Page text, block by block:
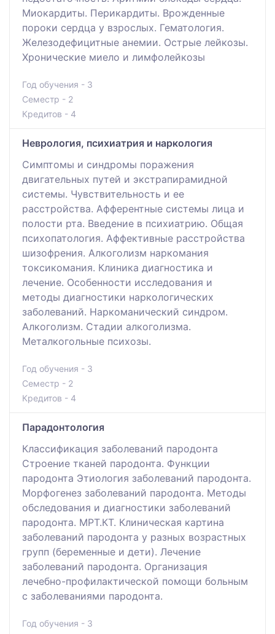
Миокардиты. Перикардиты. Врожденные
пороки сердца у взрослых. Гематология.
Железодефицитные анемии. Острые лейкозы.
Хронические миело и лимфолейкозы
Год обучения - 3
Семестр - 2
Кредитов - 4
Неврология, психиатрия и наркология
Симптомы и синдромы поражения
двигательных путей и экстрапирамидной
системы. Чувствительность и ее
расстройства. Афферентные системы лица и
полости рта. Введение в психиатрию. Общая
психопатология. Аффективные расстройства
шизофрения. Алкоголизм наркомания
токсикомания. Клиника диагностика и
лечение. Особенности исследования и
методы диагностики наркологических
заболеваний. Наркоманический синдром.
Алкоголизм. Стадии алкоголизма.
Металкогольные психозы.
Год обучения - 3
Семестр - 2
Кредитов - 4
Парадонтология
Классификация заболеваний пародонта
Строение тканей пародонта. Функции
пародонта Этиология заболеваний пародонта.
Морфогенез заболеваний пародонта. Методы
обследования и диагностики заболеваний
пародонта. МРТ.КТ. Клиническая картина
заболеваний пародонта у разных возрастных
групп (беременные и дети). Лечение
заболеваний пародонта. Организация
лечебно-профилактической помощи больным
с заболеваниями пародонта.
Год обучения - 3